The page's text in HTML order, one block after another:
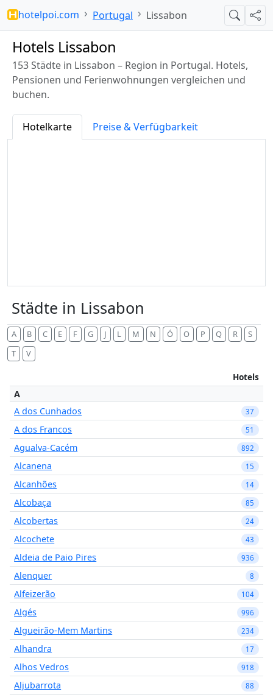
hotelpoi.com Portugal Lissabon Suche
Hotels Lissabon
153 Städte in Lissabon – Region in Portugal. Hotels,
Pensionen und Ferienwohnungen vergleichen und
buchen.
Hotelkarte Preise & Verfügbarkeit
Städte in Lissabon
A B C E F G J L M N Ó O P Q R
S
T
V
Hotels
A
A dos Cunhados
37
A dos Francos 51
Agualva-Cacém 892
Alcanena 15
Alcanhões 14
Alcobaça 85
Alcobertas 24
Alcochete 43
Aldeia de Paio Pires 936
Alenquer 8
Alfeizerão 104
Algés 996
Algueirão-Mem Martins 234
Alhandra 17
Alhos Vedros 918
Aljubarrota 88